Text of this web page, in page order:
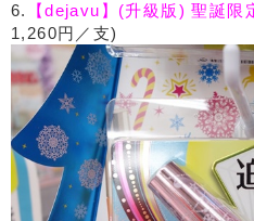
6. 【dejavu】(升級版) 聖誕限
1,260円／支)